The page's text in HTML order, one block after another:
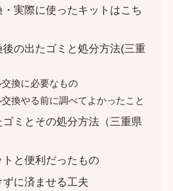
実際に使ったキットはこち
後の出たゴミと処分方法(三重
換に必要なもの
換やる前に調べてよかったこと
ミとその処分方法（三重県
と便利だったもの
ずに済ませる工夫